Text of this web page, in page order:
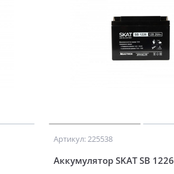
Артикул: 225538
Аккумулятор SKAT SB 1226